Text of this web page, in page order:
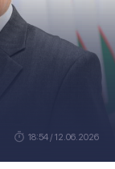
18:54 / 12.06.2026